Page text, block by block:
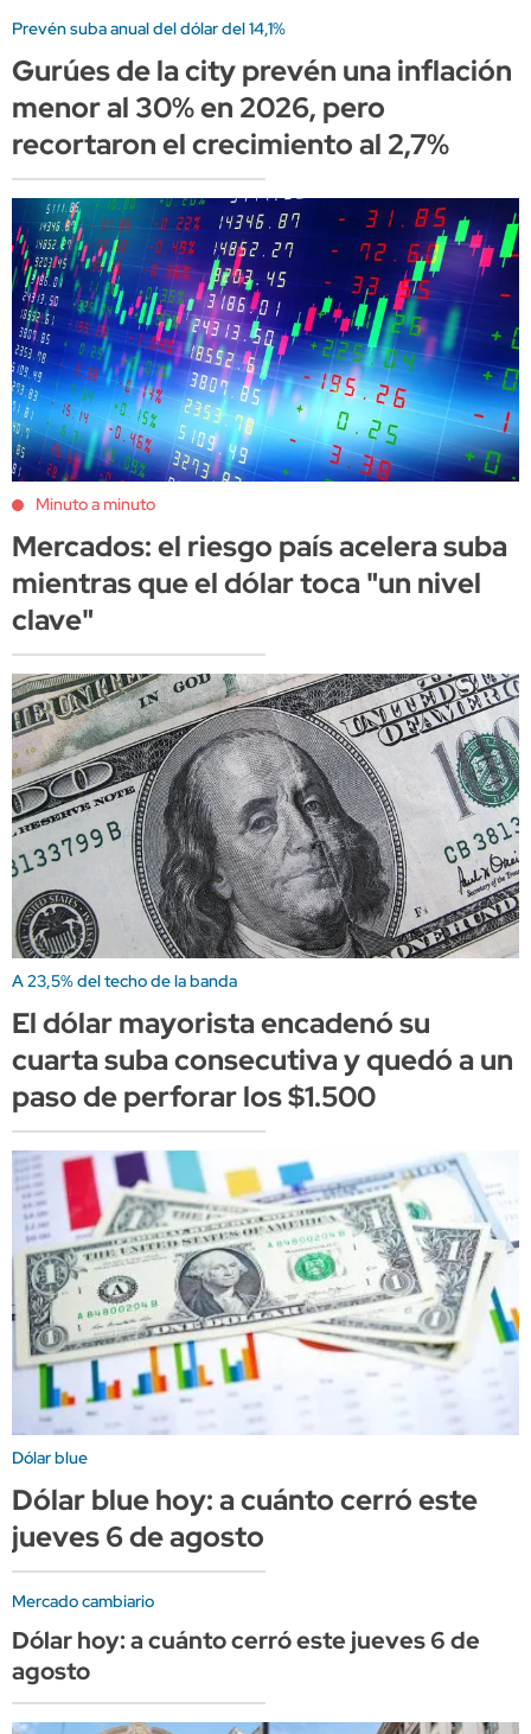
Prevén suba anual del dólar del 14,1%
Gurúes de la city prevén una inflación
menor al 30% en 2026, pero
recortaron el crecimiento al 2,7%
Minuto a minuto
Mercados: el riesgo país acelera suba
mientras que el dólar toca "un nivel
clave"
A 23,5% del techo de la banda
El dólar mayorista encadenó su
cuarta suba consecutiva y quedó a un
paso de perforar los $1.500
Dólar blue
Dólar blue hoy: a cuánto cerró este
jueves 6 de agosto
Mercado cambiario
Dólar hoy: a cuánto cerró este jueves 6 de
agosto